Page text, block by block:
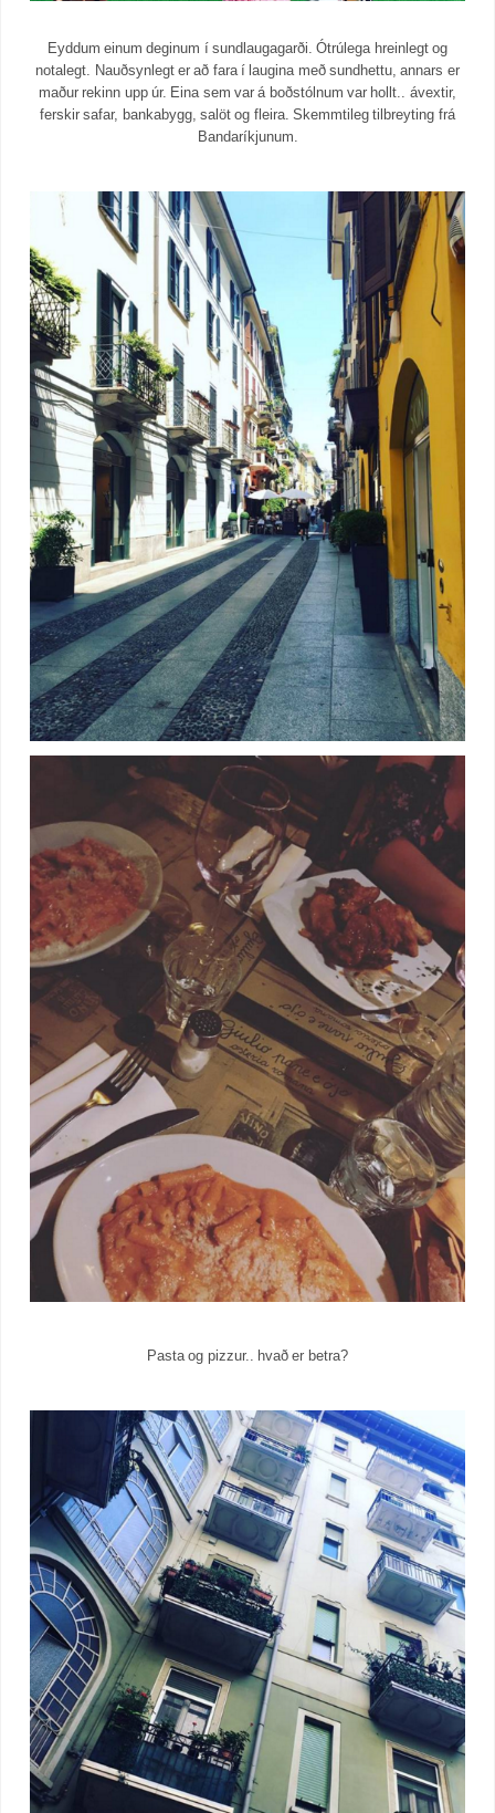
Eyddum einum deginum í sundlaugagarði. Ótrúlega hreinlegt og
notalegt. Nauðsynlegt er að fara í laugina með sundhettu, annars er
maður rekinn upp úr. Eina sem var á boðstólnum var hollt.. ávextir,
ferskir safar, bankabygg, salöt og fleira. Skemmtileg tilbreyting frá
Bandaríkjunum.
Pasta og pizzur.. hvað er betra?